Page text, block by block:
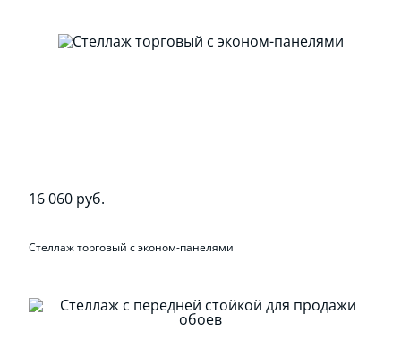
16 060 руб.
Стеллаж торговый с эконом-панелями